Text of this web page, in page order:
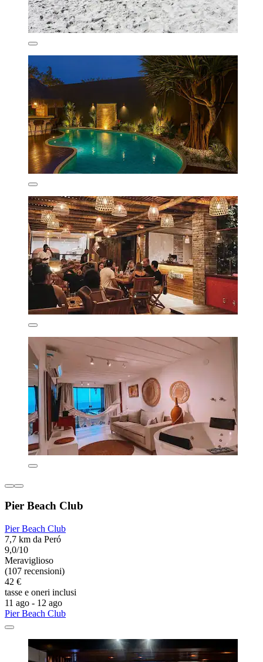
Pier Beach Club
Pier Beach Club
7,7 km da Peró
9,0/10
Meraviglioso
(107 recensioni)
42 €
tasse e oneri inclusi
11 ago - 12 ago
Pier Beach Club